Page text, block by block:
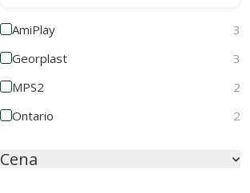
AmiPlay
3
Georplast
3
MPS2
2
Ontario
2
Cena